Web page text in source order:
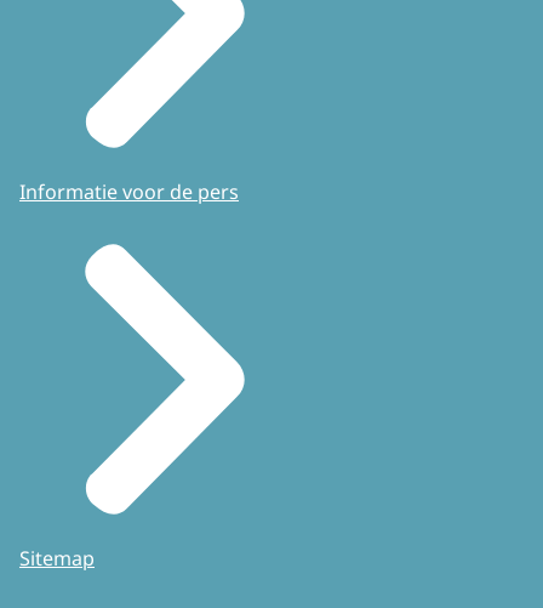
Informatie voor de pers
Sitemap